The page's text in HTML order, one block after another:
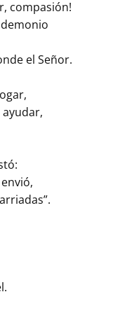
compasión!
el Señor.